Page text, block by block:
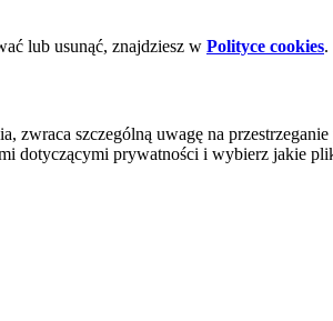
lub usunąć, znajdziesz w Polityce cookies.
zwraca szczególną uwagę na
dotyczącymi prywatności i wybierz jakie